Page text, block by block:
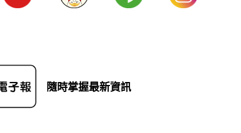
隨時掌握最新資訊